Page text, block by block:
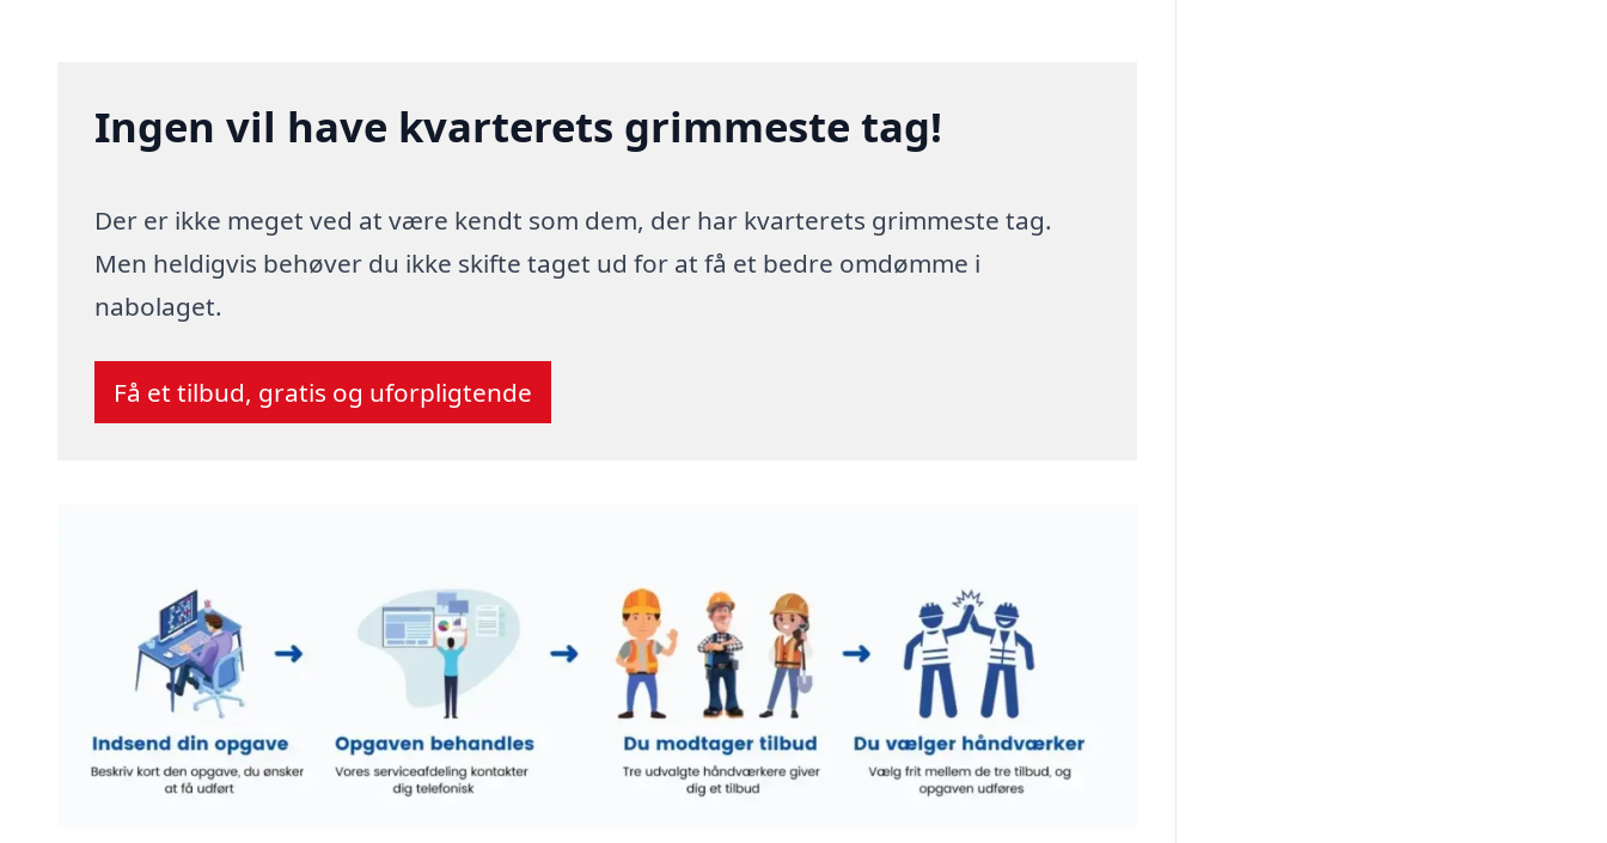
Ingen vil have kvarterets grimmeste tag!
Der er ikke meget ved at være kendt som dem, der har kvarterets grimmeste tag.
Men heldigvis behøver du ikke skifte taget ud for at få et bedre omdømme i
nabolaget.
Få et tilbud, gratis og uforpligtende